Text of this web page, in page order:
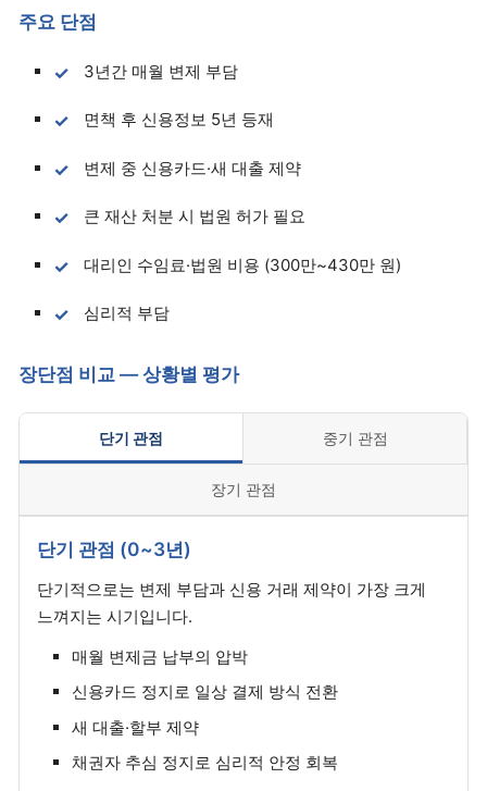
주요 단점
3년간 매월 변제 부담
면책 후 신용정보 5년 등재
변제 중 신용카드·새 대출 제약
큰 재산 처분 시 법원 허가 필요
대리인 수임료·법원 비용 (300만~430만 원)
심리적 부담
장단점 비교 — 상황별 평가
단기 관점 중기 관점
장기 관점
단기 관점 (0~3년)
단기적으로는 변제 부담과 신용 거래 제약이 가장 크게
느껴지는 시기입니다.
매월 변제금 납부의 압박
신용카드 정지로 일상 결제 방식 전환
새 대출·할부 제약
채권자 추심 정지로 심리적 안정 회복